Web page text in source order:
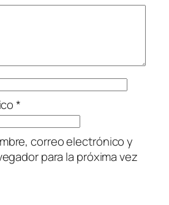
*
correo electrónico y
para la próxima vez